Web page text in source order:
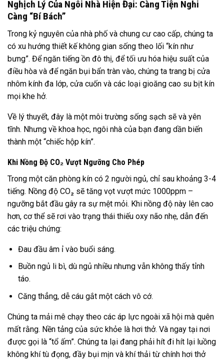
Nghịch Lý Của Ngôi Nhà Hiện Đại: Càng Tiện Nghi
Càng “Bí Bách”
Trong kỷ nguyên của nhà phố và chung cư cao cấp, chúng ta
có xu hướng thiết kế không gian sống theo lối “kín như
bưng”. Để ngăn tiếng ồn đô thị, để tối ưu hóa hiệu suất của
điều hòa và để ngăn bụi bẩn tràn vào, chúng ta trang bị cửa
nhôm kính đa lớp, cửa cuốn và các loại gioăng cao su bịt kín
mọi khe hở.
Về lý thuyết, đây là một môi trường sống sạch sẽ và yên
tĩnh. Nhưng về khoa học, ngôi nhà của bạn đang dần biến
thành một “chiếc hộp kín”.
Khi Nồng Độ CO₂ Vượt Ngưỡng Cho Phép
Trong một căn phòng kín có 2 người ngủ, chỉ sau khoảng 3-4
tiếng. Nồng độ CO₂ sẽ tăng vọt vượt mức 1000ppm –
ngưỡng bắt đầu gây ra sự mệt mỏi. Khi nồng độ này lên cao
hơn, cơ thể sẽ rơi vào trạng thái thiếu oxy não nhẹ, dẫn đến
các triệu chứng:
Đau đầu âm ỉ vào buổi sáng.
Buồn ngủ li bì, dù ngủ nhiều nhưng vẫn không thấy tỉnh
táo.
Căng thẳng, dễ cáu gắt một cách vô cớ.
Chúng ta mải mê chạy theo các áp lực ngoài xã hội mà quên
mất rằng. Nền tảng của sức khỏe là hơi thở. Và ngay tại nơi
được gọi là “tổ ấm”. Chúng ta lại đang phải hít đi hít lại luồng
không khí tù đọng, đầy bụi mịn và khí thải từ chính hơi thở